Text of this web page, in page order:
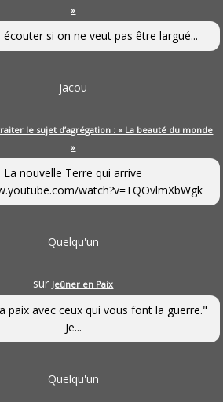
»
si on ne veut pas être largué...
jacou
le sujet d’agrégation : « La beauté du monde
»
La nouvelle Terre qui arrive
watch?v=TQOvlmXbWgk
Quelqu'un
sur Jeûner en Paix
paix avec ceux qui vous font la guerre."
Je...
Quelqu'un